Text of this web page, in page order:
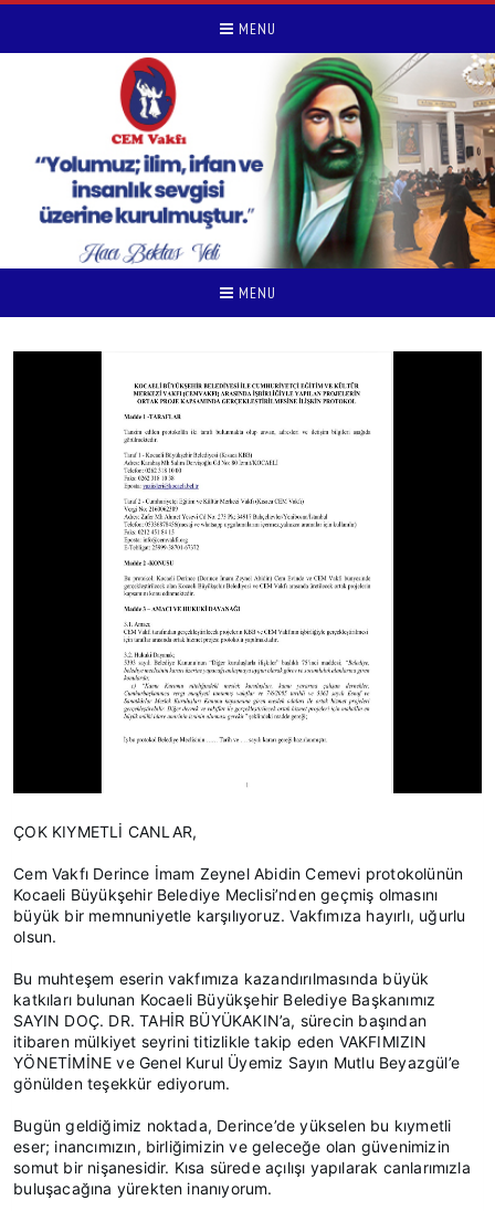
MENU
MENU
ÇOK KIYMETLİ CANLAR,
Cem Vakfı Derince İmam Zeynel Abidin Cemevi protokolünün
Kocaeli Büyükşehir Belediye Meclisi’nden geçmiş olmasını
büyük bir memnuniyetle karşılıyoruz. Vakfımıza hayırlı, uğurlu
olsun.
Bu muhteşem eserin vakfımıza kazandırılmasında büyük
katkıları bulunan Kocaeli Büyükşehir Belediye Başkanımız
SAYIN DOÇ. DR. TAHİR BÜYÜKAKIN’a, sürecin başından
itibaren mülkiyet seyrini titizlikle takip eden VAKFIMIZIN
YÖNETİMİNE ve Genel Kurul Üyemiz Sayın Mutlu Beyazgül’e
gönülden teşekkür ediyorum.
Bugün geldiğimiz noktada, Derince’de yükselen bu kıymetli
eser; inancımızın, birliğimizin ve geleceğe olan güvenimizin
somut bir nişanesidir. Kısa sürede açılışı yapılarak canlarımızla
buluşacağına yürekten inanıyorum.